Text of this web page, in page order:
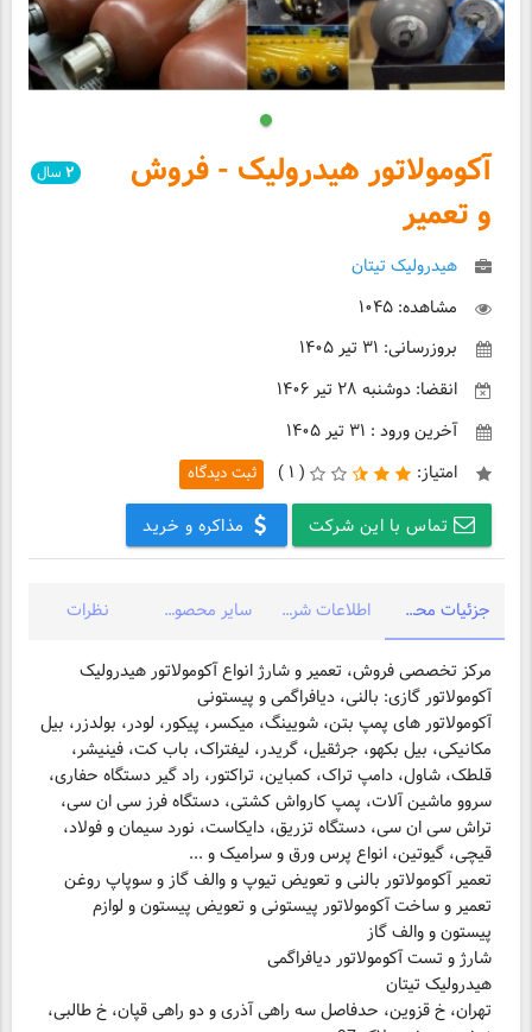
آکومولاتور هیدرولیک - فروش
و تعمیر
هیدرولیک تیتان
مشاهده: ۱۰۴۵
بروزرسانی: ۳۱ تیر ۱۴۰۵
انقضا: دوشنبه ۲۸ تیر ۱۴۰۶
آخرین ورود : ۳۱ تیر ۱۴۰۵
امتیاز:
( ۱ ) ثبت دیدگاه
تماس با این شرکت مذاکره و خرید
۲ سال
جزئیات محصول اطلاعات شرکت سایر محصولات شرکت نظرات
آکومولاتور های پمپ بتن، شویینگ، میکسر، پیکور، لودر، بولدزر، بیل
مکانیکی، بیل بکهو، جرثقیل، گریدر، لیفتراک، باب کت، فینیشر،
قلطک، شاول، دامپ تراک، کمباین، تراکتور، راد گیر دستگاه حفاری،
سروو ماشین آلات، پمپ کارواش کشتی، دستگاه فرز سی ان سی،
تراش سی ان سی، دستگاه تزریق، دایکاست، نورد سیمان و فولاد،
تعمیر و ساخت آکومولاتور پیستونی و تعویض پیستون و لوازم
تهران، خ قزوین، حدفاصل سه راهی آذری و دو راهی قپان، خ طالبی،